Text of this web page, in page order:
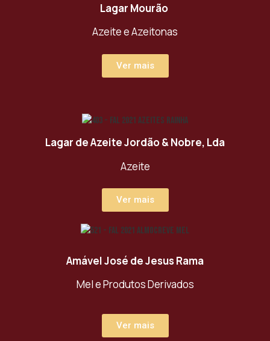
Lagar Mourão
Azeite e Azeitonas
Ver mais
Lagar de Azeite Jordão & Nobre, Lda
Azeite
Ver mais
Amável José de Jesus Rama
Mel e Produtos Derivados
Ver mais